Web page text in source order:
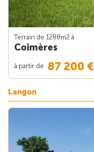
Terrain de 1288m2 à
Coimères
à partir de 87 200 €
Langon